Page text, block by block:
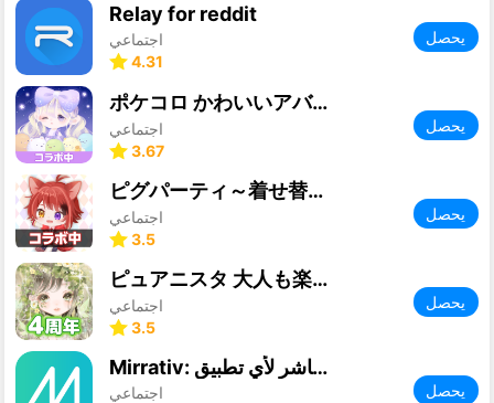
Relay for reddit
اجتماعي
4.31
يحصل
ポケコロ かわいいアバター着せ替えアプリ
اجتماعي
3.67
يحصل
ピグパーティ～着せ替えゲームでかわいいアバター作成
اجتماعي
3.5
يحصل
ピュアニスタ 大人も楽しめるアバターきせかえアプリ
اجتماعي
3.5
يحصل
Mirrativ: بث مباشر لأي تطبيق
اجتماعي
يحصل